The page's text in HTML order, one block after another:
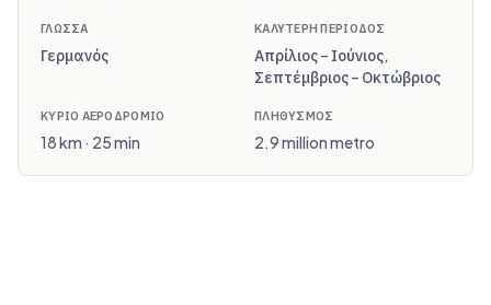
ΓΛΏΣΣΑ
Γερμανός
ΚΑΛΎΤΕΡΗ ΠΕΡΊΟΔΟΣ
Απρίλιος – Ιούνιος,
Σεπτέμβριος – Οκτώβριος
ΚΎΡΙΟ ΑΕΡΟΔΡΌΜΙΟ
18 km · 25 min
ΠΛΗΘΥΣΜΌΣ
2.9 million metro